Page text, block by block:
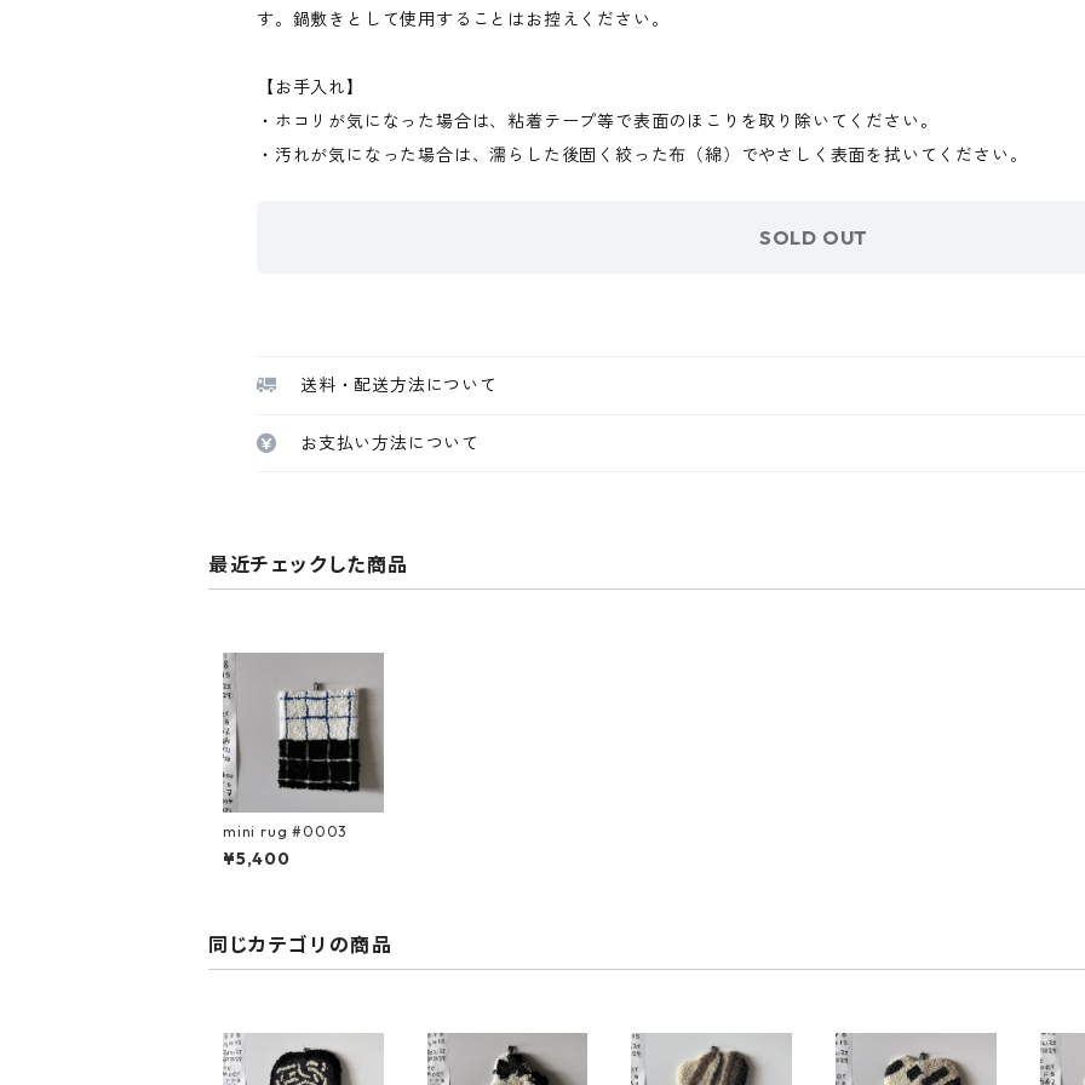
す。鍋敷きとして使用することはお控えください。
【お手入れ】
・ホコリが気になった場合は、粘着テープ等で表面のほこりを取り除いてください。
・汚れが気になった場合は、濡らした後固く絞った布（綿）でやさしく表面を拭いてください。
SOLD OUT
送料・配送方法について
お支払い方法について
最近チェックした商品
mini rug #0003
¥5,400
同じカテゴリの商品